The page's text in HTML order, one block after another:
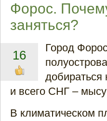
Форос.
заняться?
16
Город
и всего СНГ –
В климатическом